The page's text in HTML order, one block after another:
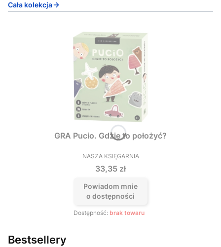
Cała kolekcja
GRA Pucio. Gdzie to położyć?
PRODUCENT
NASZA KSIĘGARNIA
Cena
33,35 zł
Powiadom mnie
o dostępności
Dostępność: brak towaru
Bestsellery